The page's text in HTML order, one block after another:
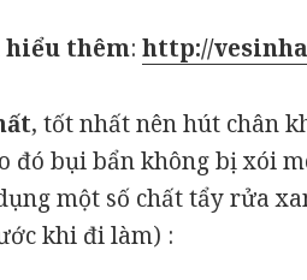
thêm:http://
, tốt nhất nên hút chân
đó bụi bẩn không bị xói
một số chất tẩy rửa
khi đi làm) :